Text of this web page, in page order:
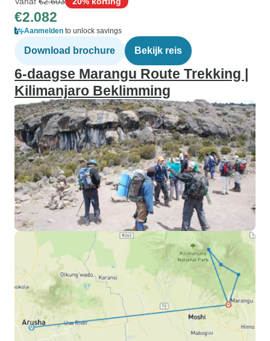
€2.082
Aanmelden to unlock savings
Download brochure Bekijk reis
6-daagse Marangu Route Trekking |
Kilimanjaro Beklimming